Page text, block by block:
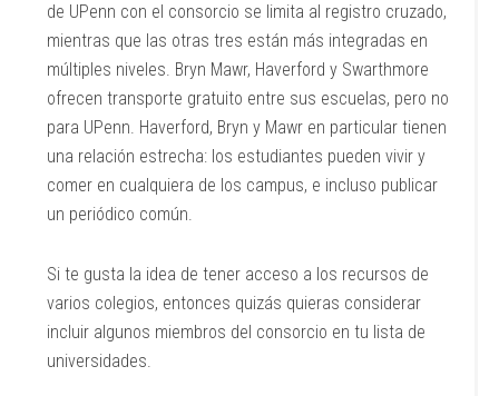
de UPenn con el consorcio se limita al registro cruzado,
mientras que las otras tres están más integradas en
múltiples niveles. Bryn Mawr, Haverford y Swarthmore
ofrecen transporte gratuito entre sus escuelas, pero no
para UPenn. Haverford, Bryn y Mawr en particular tienen
una relación estrecha: los estudiantes pueden vivir y
comer en cualquiera de los campus, e incluso publicar
un periódico común.
Si te gusta la idea de tener acceso a los recursos de
varios colegios, entonces quizás quieras considerar
incluir algunos miembros del consorcio en tu lista de
universidades.